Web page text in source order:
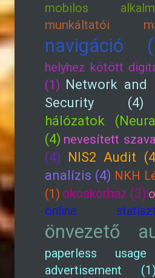
mobilos
munkáltatói
navigáció
helyhez kötött
(1) Network and
Security (4)
hálózatok
(4) nevesített
(4) NIS2 Audit
analízis (4) NKH
(1) okoskórház (3)
online
önvezető
paperless
advertisement (1)